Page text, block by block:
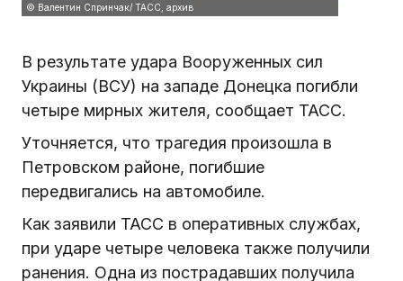
© Валентин Спринчак/ ТАСС, архив
В результате удара Вооруженных сил
Украины (ВСУ) на западе Донецка погибли
четыре мирных жителя, сообщает ТАСС.
Уточняется, что трагедия произошла в
Петровском районе, погибшие
передвигались на автомобиле.
Как заявили ТАСС в оперативных службах,
при ударе четыре человека также получили
ранения. Одна из пострадавших получила